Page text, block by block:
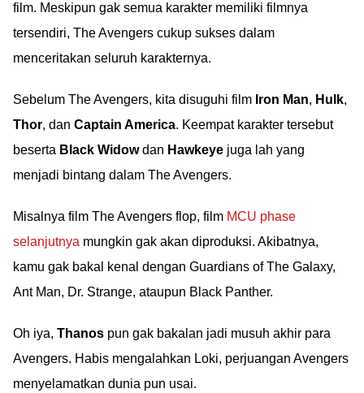
film. Meskipun gak semua karakter memiliki filmnya
tersendiri, The Avengers cukup sukses dalam
menceritakan seluruh karakternya.
Sebelum The Avengers, kita disuguhi film Iron Man, Hulk,
Thor, dan Captain America. Keempat karakter tersebut
beserta Black Widowdan Hawkeye juga lah yang
menjadi bintang dalam The Avengers.
Misalnya film The Avengers flop, film MCU phase
selanjutnya mungkin gak akan diproduksi. Akibatnya,
kamu gak bakal kenal dengan Guardians of The Galaxy,
Ant Man, Dr. Strange, ataupun Black Panther.
Oh iya, Thanos pun gak bakalan jadi musuh akhir para
Avengers. Habis mengalahkan Loki, perjuangan Avengers
menyelamatkan dunia pun usai.